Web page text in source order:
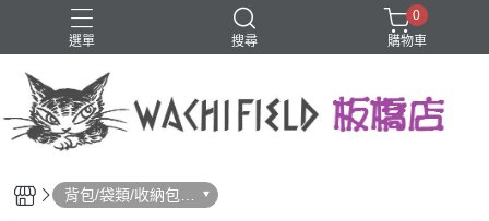
選單 搜尋
鑰匙圈
0
購物車
背包/袋類/收納包/
化妝包